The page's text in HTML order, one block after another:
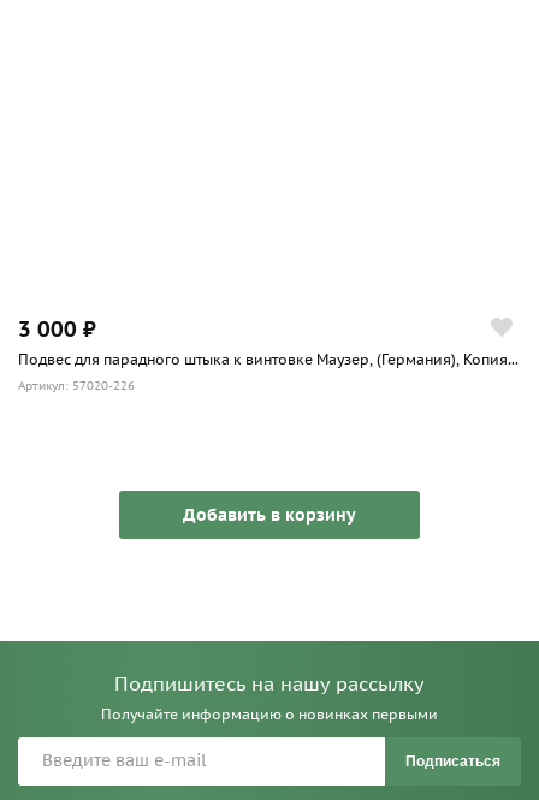
3 000 ₽
Подвес для парадного штыка к винтовке Маузер, (Германия), Копия...
Артикул: 57020-226
Добавить в корзину
Подпишитесь на нашу рассылку
Получайте информацию о новинках первыми
Подписаться